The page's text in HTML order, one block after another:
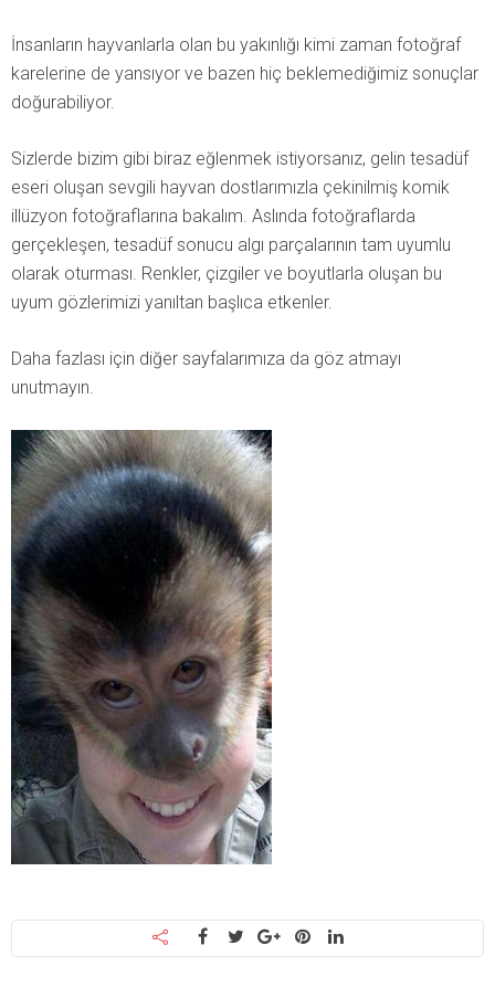
İnsanların hayvanlarla olan bu yakınlığı kimi zaman fotoğraf
karelerine de yansıyor ve bazen hiç beklemediğimiz sonuçlar
doğurabiliyor.
Sizlerde bizim gibi biraz eğlenmek istiyorsanız, gelin tesadüf
eseri oluşan sevgili hayvan dostlarımızla çekinilmiş komik
illüzyon fotoğraflarına bakalım. Aslında fotoğraflarda
gerçekleşen, tesadüf sonucu algı parçalarının tam uyumlu
olarak oturması. Renkler, çizgiler ve boyutlarla oluşan bu
uyum gözlerimizi yanıltan başlıca etkenler.
Daha fazlası için diğer sayfalarımıza da göz atmayı
unutmayın.